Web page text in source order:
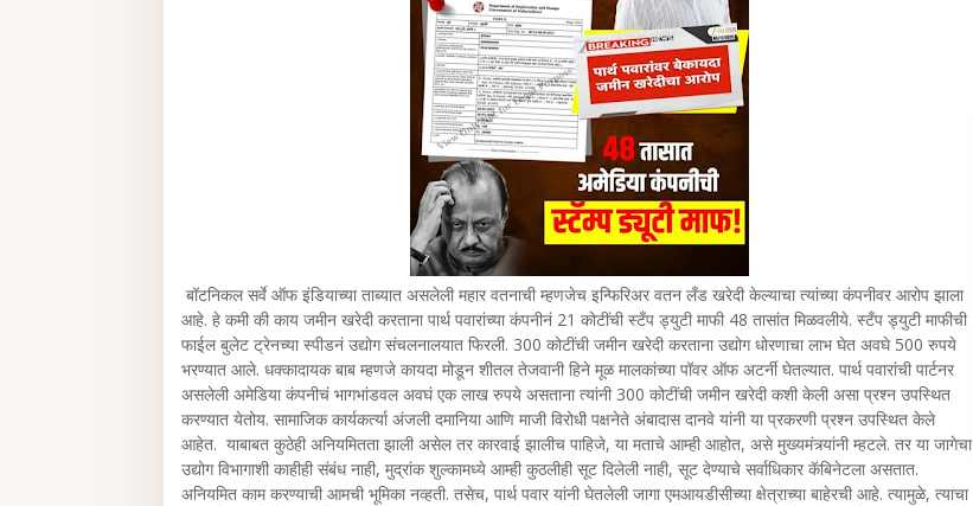
बॉटनिकल सर्वे ऑफ इंडियाच्या ताब्यात असलेली महार वतनाची म्हणजेच इन्फिरिअर वतन लँड खरेदी केल्याचा त्यांच्या कंपनीवर आरोप झाला
आहे. हे कमी की काय जमीन खरेदी करताना पार्थ पवारांच्या कंपनीनं 21 कोटींची स्टँप ड्युटी माफी 48 तासांत मिळवलीये. स्टँप ड्युटी माफीची
फाईल बुलेट ट्रेनच्या स्पीडनं उद्योग संचलनालयात फिरली. 300 कोटींची जमीन खरेदी करताना उद्योग धोरणाचा लाभ घेत अवघे 500 रुपये
भरण्यात आले. धक्कादायक बाब म्हणजे कायदा मोडून शीतल तेजवानी हिने मूळ मालकांच्या पॉवर ऑफ अटर्नी घेतल्यात. पार्थ पवारांची पार्टनर
असलेली अमेडिया कंपनीचं भागभांडवल अवघं एक लाख रुपये असताना त्यांनी 300 कोटींची जमीन खरेदी कशी केली असा प्रश्न उपस्थित
करण्यात येतोय. सामाजिक कार्यकर्त्या अंजली दमानिया आणि माजी विरोधी पक्षनेते अंबादास दानवे यांनी या प्रकरणी प्रश्न उपस्थित केले
आहेत. याबाबत कुठेही अनियमितता झाली असेल तर कारवाई झालीच पाहिजे, या मताचे आम्ही आहोत, असे मुख्यमंत्र्यांनी म्हटले. तर या जागेचा
उद्योग विभागाशी काहीही संबंध नाही, मुद्रांक शुल्कामध्ये आम्ही कुठलीही सूट दिलेली नाही, सूट देण्याचे सर्वाधिकार कॅबिनेटला असतात.
अनियमित काम करण्याची आमची भूमिका नव्हती. तसेच, पार्थ पवार यांनी घेतलेली जागा एमआयडीसीच्या क्षेत्राच्या बाहेरची आहे. त्यामुळे, त्याचा